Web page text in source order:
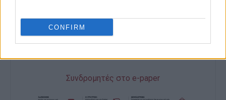
CONFIRM
Ακολουθήστε το enimerosi στοFacebook
Συνδρομητές στο e-paper